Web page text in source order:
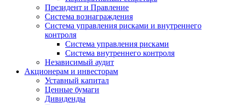
Президент и Правление
Система вознаграждения
Система управления рисками и внутреннего
контроля
Система управления рисками
Система внутреннего контроля
Независимый аудит
Акционерам и инвесторам
Уставный капитал
Ценные бумаги
Дивиденды